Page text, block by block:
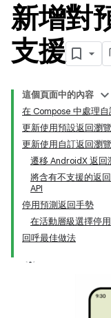
新增對
支援
這個頁面中的內容
在 Compose 中處理
更新使用預設返回瀏
更新使用自訂返回瀏
遷移 AndroidX 返回
將含有不支援的返
API
停用預測返回手勢
在活動層級選擇停用
回呼最佳做法